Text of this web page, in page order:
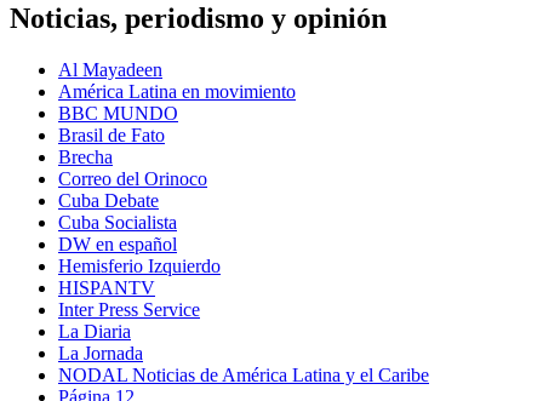
Noticias, periodismo y opinión
Al Mayadeen
América Latina en movimiento
BBC MUNDO
Brasil de Fato
Brecha
Correo del Orinoco
Cuba Debate
Cuba Socialista
DW en español
Hemisferio Izquierdo
HISPANTV
Inter Press Service
La Diaria
La Jornada
NODAL Noticias de América Latina y el Caribe
Página 12